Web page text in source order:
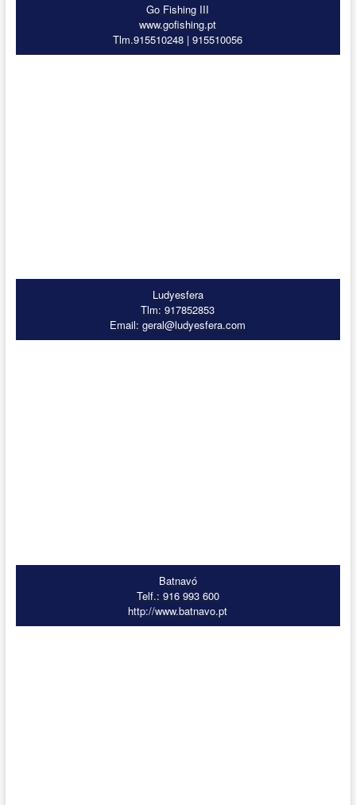
Go Fishing III
www.gofishing.pt
Tlm.915510248 | 915510056
Ludyesfera
Tlm: 917852853
Email: geral@ludyesfera.com
Batnavó
Telf.: 916 993 600
http://www.batnavo.pt